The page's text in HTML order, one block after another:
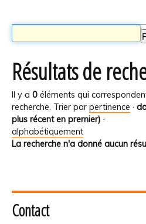
Résultats de
Il y a 0 éléments qui
recherche. Trier par pertinence ·
plus récent en premier) ·
alphabétiquement
La recherche n'a donné aucun
Contact